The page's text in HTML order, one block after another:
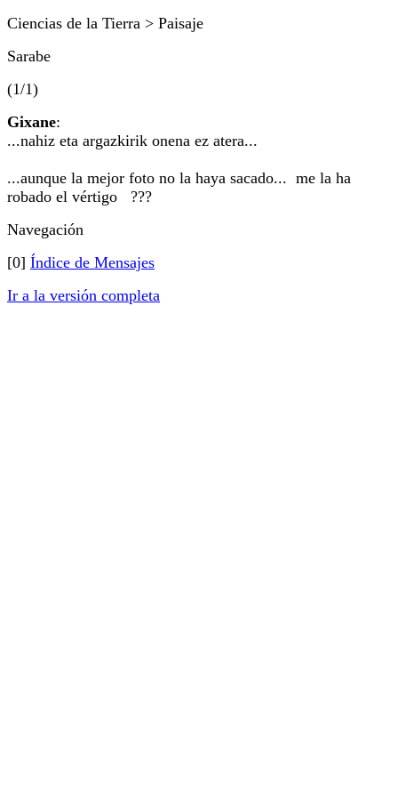
Ciencias de la Tierra > Paisaje
Sarabe
(1/1)
Gixane:
...nahiz eta argazkirik onena ez atera...
...aunque la mejor foto no la haya sacado... me la ha
robado el vértigo ???
Navegación
[0] Índice de Mensajes
Ir a la versión completa